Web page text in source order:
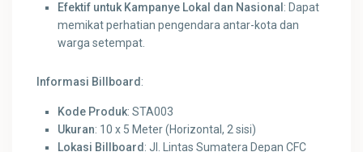
Efektif untuk Kampanye Lokal dan Nasional : Dapat
memikat perhatian pengendara antar-kota dan
warga setempat.
Informasi Billboard :
Kode Produk: STA003
Ukuran: 10 x 5 Meter (Horizontal, 2 sisi)
Lokasi Billboard : Jl. Lintas Sumatera Depan CFC